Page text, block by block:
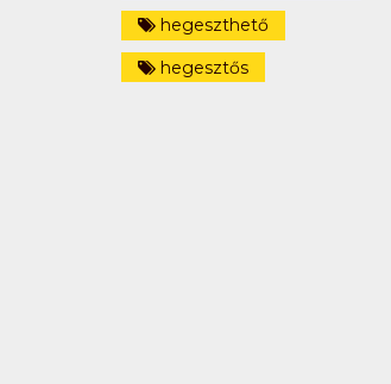
hegeszthető
hegesztős